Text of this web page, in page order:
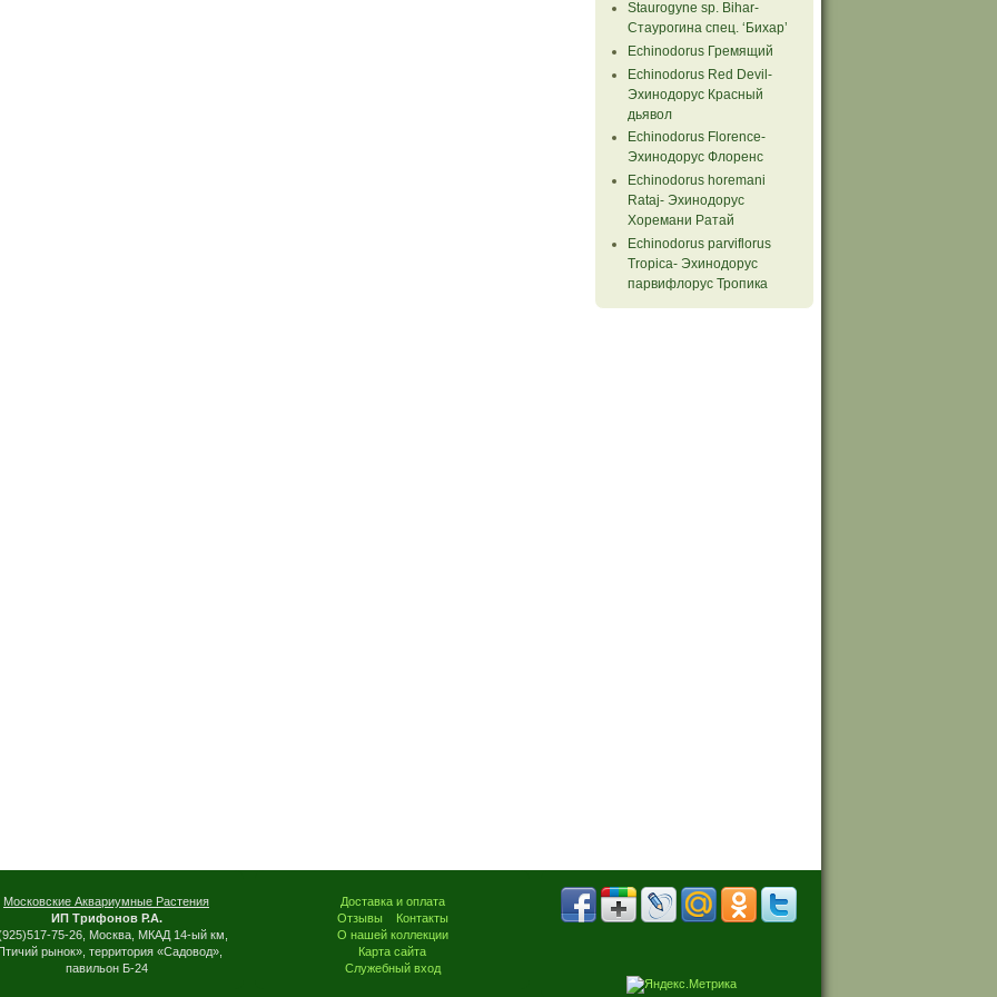
Staurogyne sp. Bihar-
Стаурогина спец. ‘Бихар’
Echinodorus Гремящий
Echinodorus Red Devil-
Эхинодорус Красный
дьявол
Echinodorus Florence-
Эхинодорус Флоренс
Echinodorus horemani
Rataj- Эхинодорус
Хоремани Ратай
Echinodorus parviflorus
Tropiсa- Эхинодорус
парвифлорус Тропика
Московские Аквариумные Растения
ИП Трифонов Р.А.
75-26, Москва, МКАД 14-ый км,
рынок», территория «Садовод»,
павильон Б-24
Доставка и оплата
Отзывы
Контакты
О нашей коллекции
Карта сайта
Служебный вход